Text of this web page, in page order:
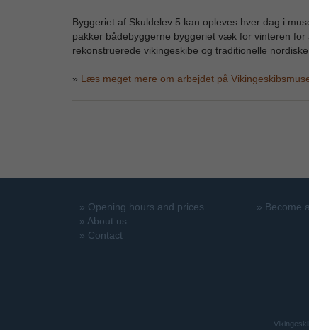
Byggeriet af Skuldelev 5 kan opleves hver dag i
pakker bådebyggerne byggeriet væk for vinteren for
rekonstruerede vikingeskibe og traditionelle
» Læs meget mere om arbejdet på
» Opening hours and prices
» About us
» Contact
» Become